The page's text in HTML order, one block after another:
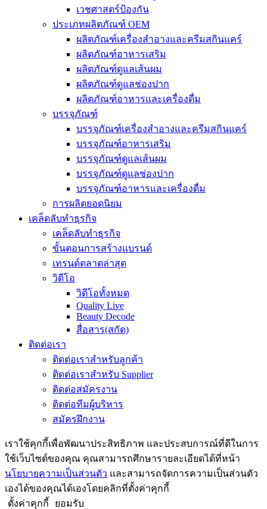
เวชศาสตร์ป้องกัน
ประเภทผลิตภัณฑ์ OEM
ผลิตภัณฑ์เครื่องสำอางและครีมสกินแคร์
ผลิตภัณฑ์อาหารเสริม
ผลิตภัณฑ์ดูแลเส้นผม
ผลิตภัณฑ์ดูแลช่องปาก
ผลิตภัณฑ์อาหารและเครื่องดื่ม
บรรจุภัณฑ์
บรรจุภัณฑ์เครื่องสำอางและครีมสกินแคร์
บรรจุภัณฑ์อาหารเสริม
บรรจุภัณฑ์ดูแลเส้นผม
บรรจุภัณฑ์ดูแลช่องปาก
บรรจุภัณฑ์อาหารและเครื่องดื่ม
การผลิตยอดนิยม
เคล็ดลับทำธุรกิจ
เคล็ดลับทำธุรกิจ
ขั้นตอนการสร้างแบรนด์
เทรนด์ตลาดล่าสุด
วิดีโอ
วิดีโอทั้งหมด
Quality Live
Beauty Decode
สื่อสาร(สกัด)
ติดต่อเรา
ติดต่อเราสำหรับลูกค้า
ติดต่อเราสำหรับ Supplier
ติดต่อสมัครงาน
ติดต่อทีมผู้บริหาร
สมัครฝึกงาน
เราใช้คุกกี้เพื่อพัฒนาประสิทธิภาพ และประสบการณ์ที่ดีในการ
ใช้เว็บไซต์ของคุณ คุณสามารถศึกษารายละเอียดได้ที่หน้า
นโยบายความเป็นส่วนตัว และสามารถจัดการความเป็นส่วนตัว
เองได้ของคุณได้เองโดยคลิกที่ตั้งค่าคุกกี้
ตั้งค่าคุกกี้
ยอมรับ